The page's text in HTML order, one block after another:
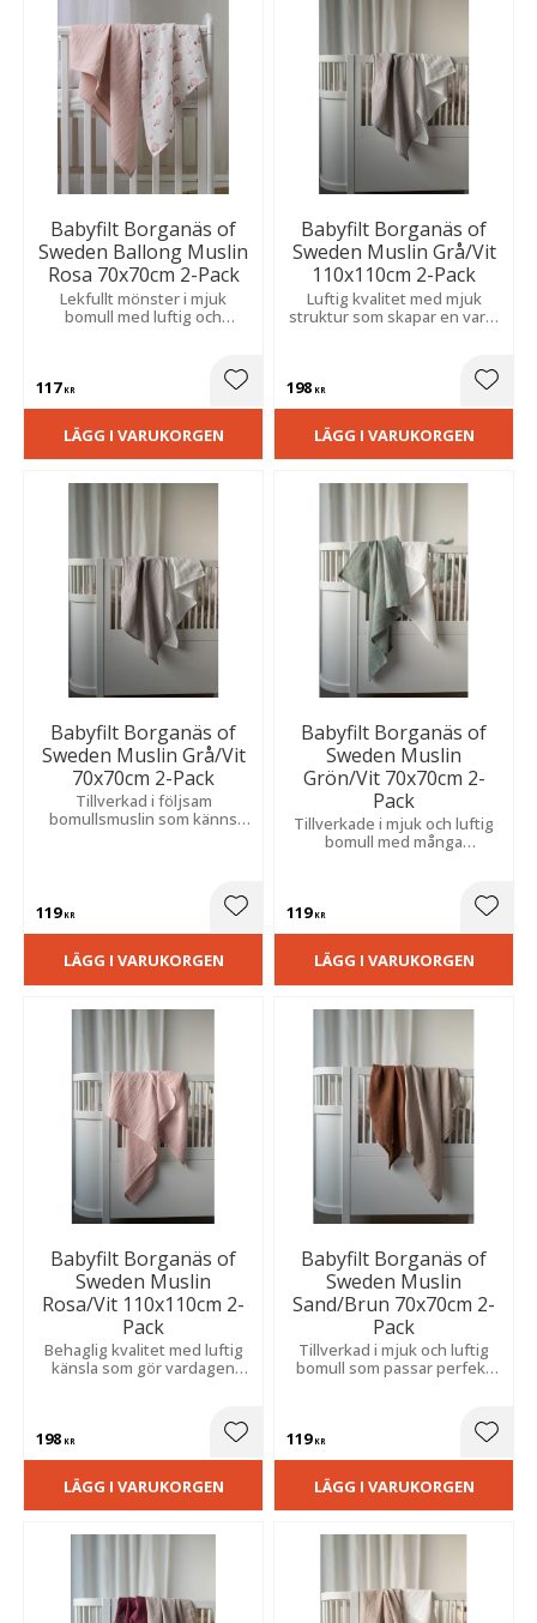
Babyfilt Borganäs of
Sweden Ballong Muslin
Rosa 70x70cm 2-Pack
Lekfullt mönster i mjuk
bomull med luftig och
barnvagnen under varma
117KR Lägg till i favoriter
LÄGG I VARUKORGEN
Babyfilt Borganäs of
Sweden Muslin Grå/Vit
110x110cm 2-Pack
Luftig kvalitet med mjuk
struktur som skapar en varm
198 KR
LÄGG I VARUKORGEN
Babyfilt Borganäs of
Sweden Muslin Grå/Vit
70x70cm 2-Pack
Tillverkad i följsam
bomullsmuslin som känns
119KR Lägg till i favoriter
LÄGG I VARUKORGEN
Babyfilt Borganäs of
Sweden Muslin
Grön/Vit 70x70cm 2-
Pack
Tillverkade i mjuk och luftig
bomull med många
119KR
LÄGG I VARUKORGEN
Babyfilt Borganäs of
Sweden Muslin
Rosa/Vit 110x110cm 2-
Pack
Behaglig kvalitet med luftig
känsla som gör vardagen
198 KR Lägg till i favoriter
LÄGG I VARUKORGEN
Babyfilt Borganäs of
Sweden Muslin
Sand/Brun 70x70cm 2-
Pack
Tillverkad i mjuk och luftig
bomull som passar perfekt
119KR
LÄGG I VARUKORGEN